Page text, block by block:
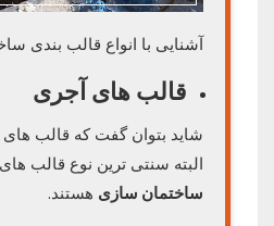
آشنایی با انواع قالب بندی
قالب های آجری
شاید بتوان گفت که قالب
البته سنتی ترین نوع قالب
ساختمان سازی هستند.